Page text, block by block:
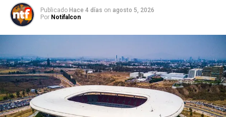
Publicado Hace 4 días on agosto 5, 2026
Por Notifalcon